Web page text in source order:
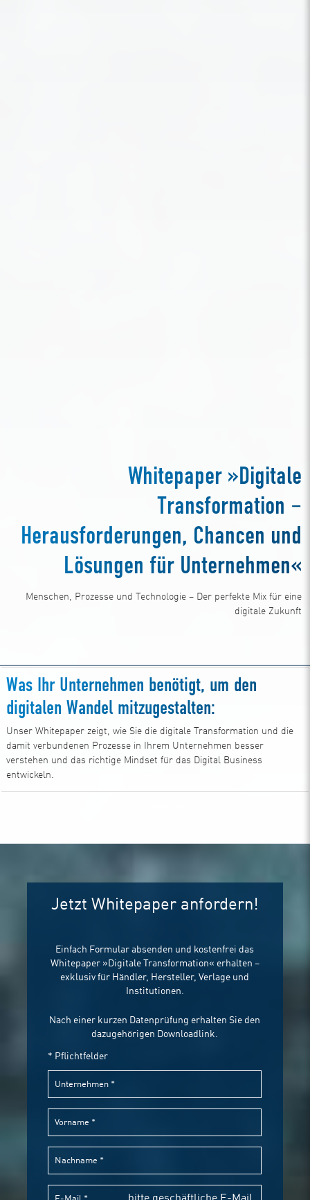
Whitepaper »Digitale
Transformation –
Herausforderungen, Chancen und
Lösungen für Unternehmen«
Menschen, Prozesse und Technologie – Der perfekte Mix für eine
digitale Zukunft
Was Ihr Unternehmen benötigt, um den
digitalen Wandel mitzugestalten:
Unser Whitepaper zeigt, wie Sie die digitale Transformation und die
damit verbundenen Prozesse in Ihrem Unternehmen besser
verstehen und das richtige Mindset für das Digital Business
entwickeln.